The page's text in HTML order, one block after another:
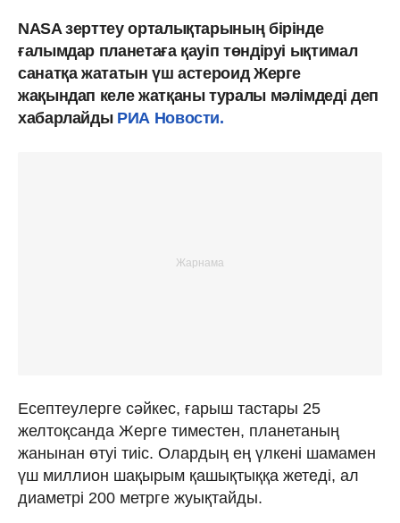
NASA зерттеу орталықтарының бірінде
ғалымдар планетаға қауіп төндіруі ықтимал
санатқа жататын үш астероид Жерге
жақындап келе жатқаны туралы мәлімдеді деп
хабарлайдыРИА Новости.
Есептеулерге сәйкес, ғарыш тастары 25
желтоқсанда Жерге тиместен, планетаның
жанынан өтуі тиіс. Олардың ең үлкені шамамен
үш миллион шақырым қашықтыққа жетеді, ал
диаметрі 200 метрге жуықтайды.